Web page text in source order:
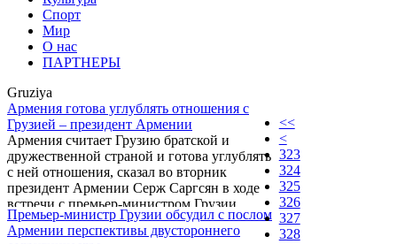
Спорт
Мир
О нас
ПАРТНЕРЫ
Gruziya
Армения готова углублять отношения с
Грузией – президент Армении
Армения считает Грузию братской и
дружественной страной и готова углублять
с ней отношения, сказал во вторник
президент Армении Серж Саргсян в ходе
встречи с премьер-министром Грузии
Никой Гилаури.
Премьер-министр Грузии обсудил с послом
Армении перспективы двустороннего
<<
<
323
324
325
326
327
328